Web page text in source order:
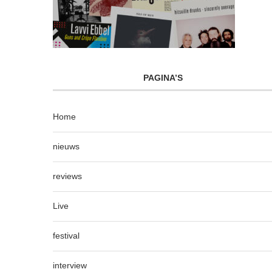
PAGINA’S
Home
nieuws
reviews
Live
festival
interview